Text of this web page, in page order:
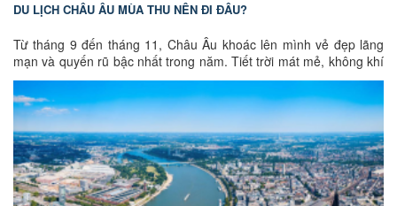
DU LỊCH CHÂU ÂU MÙA THU NÊN ĐI ĐÂU?
Từ tháng 9 đến tháng 11, Châu Âu khoác lên mình vẻ đẹp lãng
mạn và quyến rũ bậc nhất trong năm. Tiết trời mát mẻ, không khí
trong lành cùng sắc thu rực rỡ trải dài từ Đông sang Tây khiến du
khách nào cũng muốn một lần được đặt chân đến. Đây cũng là
thời điểm lý tưởng để tận hưởng những lễ hội mùa thu, thưởng
thức ẩm thực đặc trưng và chiêm ngưỡng cảnh quan thiên nhiên
đổi màu tuyệt đẹp.
Nếu bạn đang lên kế hoạch cho hành trình sắp tới,
hãy cùngGoEuGo Việt Nam khám phá xemmùa thu Châu Âu
có gì đặc biệt và nên đến đâu để trọn vẹn nhất nhé!